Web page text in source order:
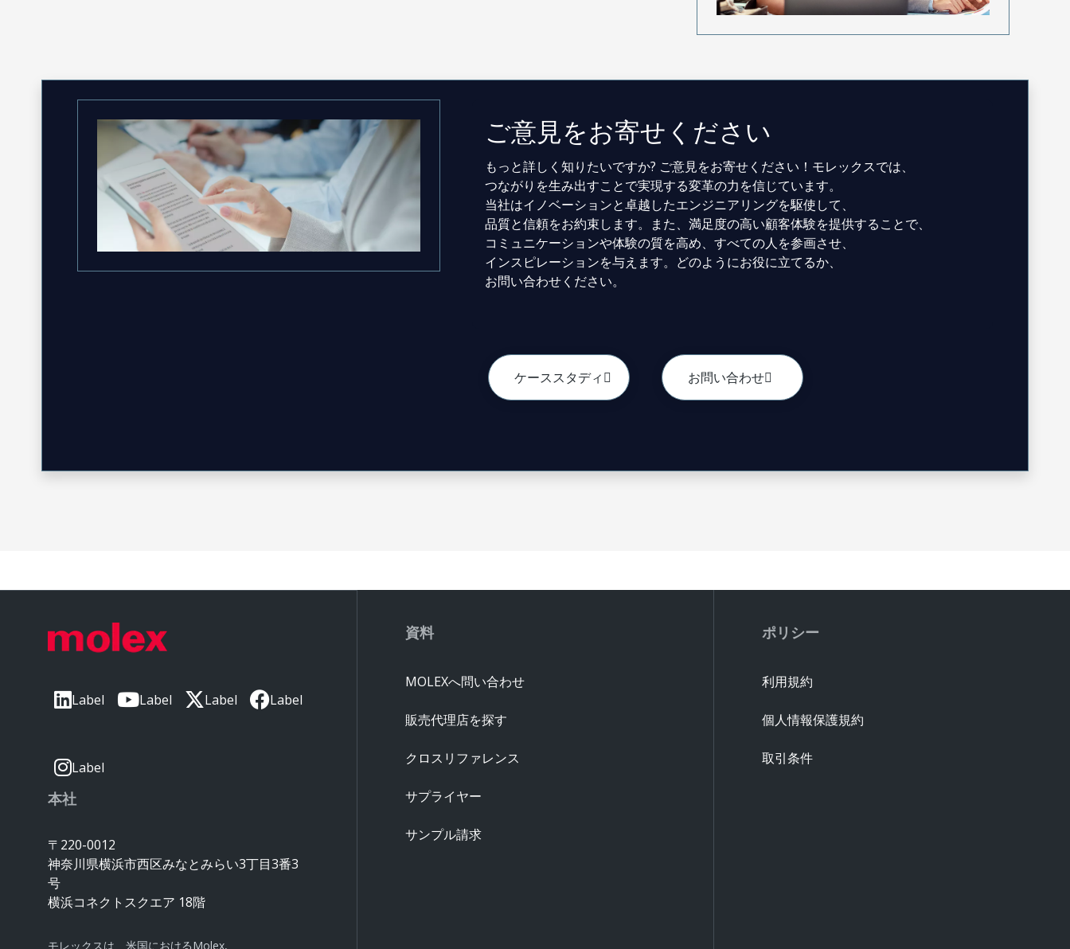
ご意見をお寄せください
もっと詳しく知りたいですか? ご意見をお寄せください！モレックスでは、
つながりを生み出すことで実現する変革の力を信じています。
当社はイノベーションと卓越したエンジニアリングを駆使して、
品質と信頼をお約束します。また、満足度の高い顧客体験を提供することで、
コミュニケーションや体験の質を高め、すべての人を参画させ、
インスピレーションを与えます。どのようにお役に立てるか、
お問い合わせください。
ケーススタディ お問い合わせ
Label Label Label Label
Label
本社
〒220-0012
神奈川県横浜市西区みなとみらい3丁目3番3
号
横浜コネクトスクエア 18階
モレックスは、米国におけるMolex,
資料
MOLEXへ問い合わせ
販売代理店を探す
クロスリファレンス
サプライヤー
サンプル請求
ポリシー
利用規約
個人情報保護規約
取引条件